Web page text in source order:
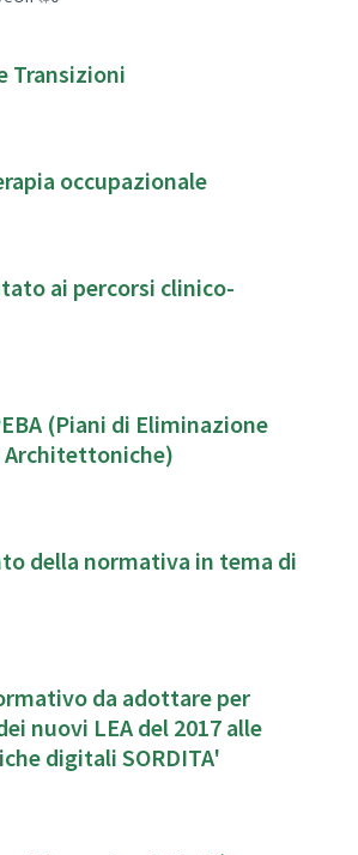
Transizioni
occupazionale
ai percorsi clinico-
(Piani di Eliminazione
Architettoniche)
della normativa in tema di
da adottare per
nuovi LEA del 2017 alle
digitali SORDITA'